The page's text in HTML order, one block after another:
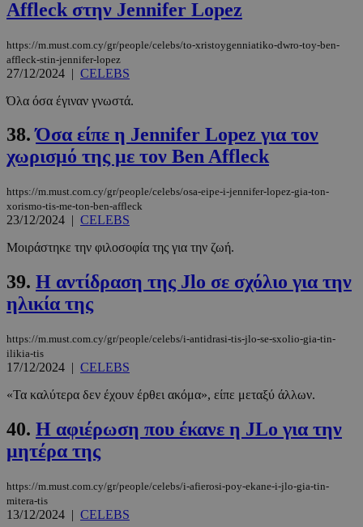
Affleck στην Jennifer Lopez
https://m.must.com.cy/gr/people/celebs/to-xristoygenniatiko-dwro-toy-ben-
affleck-stin-jennifer-lopez
27/12/2024 | CELEBS
Όλα όσα έγιναν γνωστά.
38.Όσα είπε η Jennifer Lopez για τον
χωρισμό της με τον Ben Affleck
https://m.must.com.cy/gr/people/celebs/osa-eipe-i-jennifer-lopez-gia-ton-
xorismo-tis-me-ton-ben-affleck
23/12/2024 | CELEBS
Μοιράστηκε την φιλοσοφία της για την ζωή.
39. Η αντίδραση της Jlo σε σχόλιο για την
ηλικία της
https://m.must.com.cy/gr/people/celebs/i-antidrasi-tis-jlo-se-sxolio-gia-tin-
ilikia-tis
17/12/2024 | CELEBS
«Τα καλύτερα δεν έχουν έρθει ακόμα», είπε μεταξύ άλλων.
40. Η αφιέρωση που έκανε η JLo για την
μητέρα της
https://m.must.com.cy/gr/people/celebs/i-afierosi-poy-ekane-i-jlo-gia-tin-
mitera-tis
13/12/2024 | CELEBS